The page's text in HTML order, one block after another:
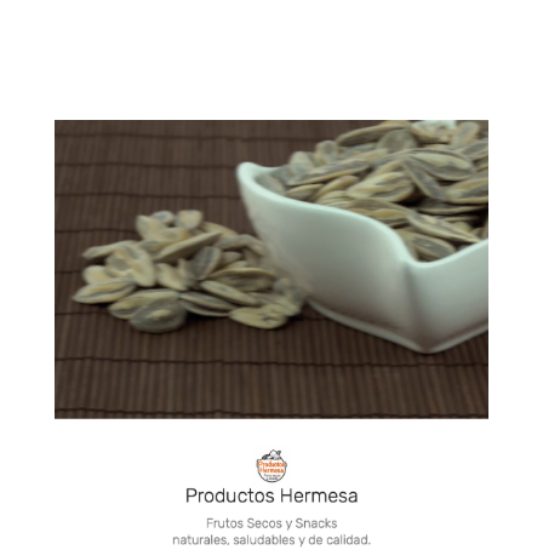
Saber más
nueces/02520/r/castilla-la-mancha/es_07/